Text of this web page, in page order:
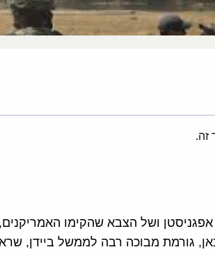
זה.
גורמת מבוכה רבה לממשל ביידן,